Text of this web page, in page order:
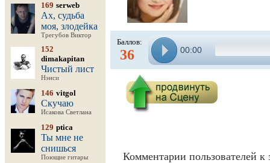
169 serweb
Ах, судьба
моя, злодейка
Трегубов Виктор
152
dimakapitan
Чистый лист
Нэнси
146 vitgol
Скучаю
Исакова Светлана
129 ptica
Ты мне не
снишься
Поющие гитары
Баллов:
36 00:00
Комментарии пользователей к